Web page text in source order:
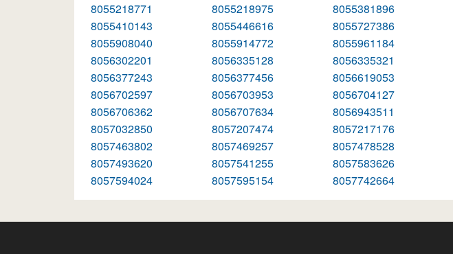
8055218771
8055218975 8055381896
8055410143
8055446616 8055727386
8055908040
8055914772 8055961184
8056302201
8056335128 8056335321
8056377243
8056377456 8056619053
8056702597
8056703953 8056704127
8056706362
8056707634 8056943511
8057032850
8057207474 8057217176
8057463802
8057469257 8057478528
8057493620
8057541255 8057583626
8057594024
8057595154 8057742664